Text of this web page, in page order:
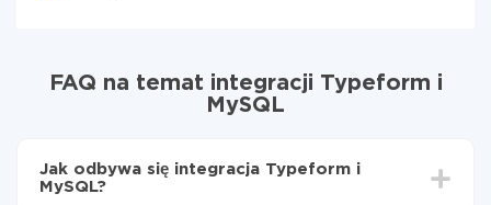
FAQ na temat integracji Typeform i
MySQL
Jak odbywa się integracja Typeform i
MySQL?